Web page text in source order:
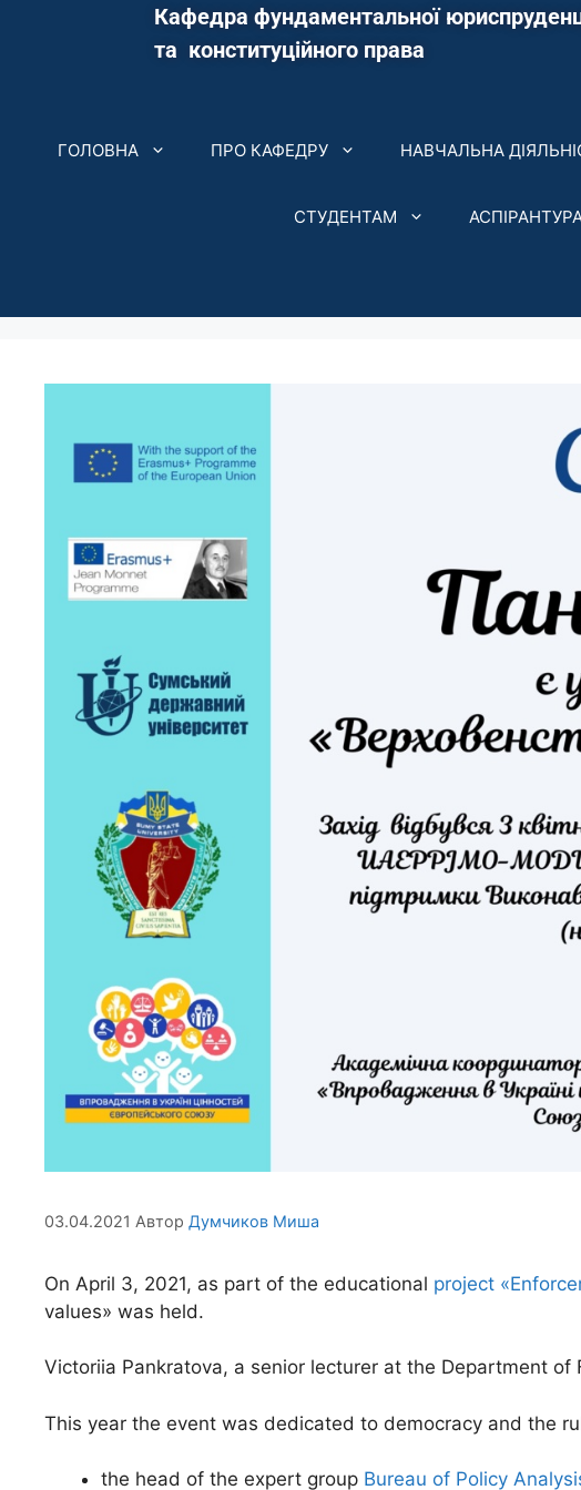
Кафедра фундаментальної
та конституційного права
ГОЛОВНА ПРО КАФЕДРУ НАВЧАЛЬНА
СТУДЕНТАМ
03.04.2021 Автор Думчиков Миша
On April 3, 2021, as part of the educational project
values» was held.
Victoriia Pankratova, a senior lecturer at the Department
This year the event was dedicated to democracy and the
the head of the expert group Bureau of Policy